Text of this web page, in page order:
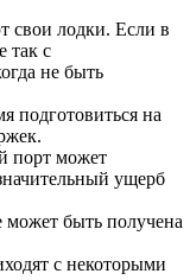
свои лодки. Если в
так с
не быть
подготовиться на
порт может
ущерб
может быть получена
с некоторыми